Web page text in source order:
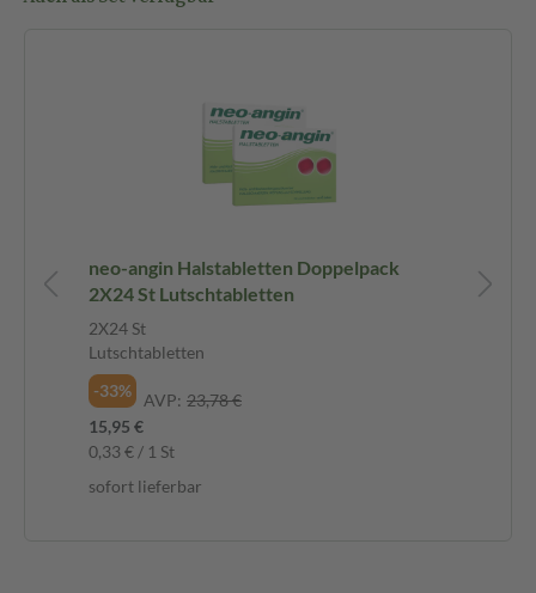
neo-angin Halstabletten Doppelpack
2X24 St Lutschtabletten
2X24 St
Lutschtabletten
-33%
AVP: 23,78 €
15,95 €
0,33 € / 1 St
sofort lieferbar